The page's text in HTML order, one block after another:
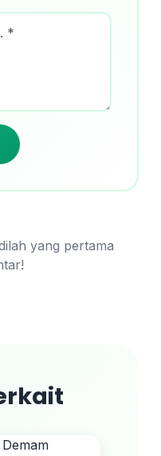
yang pertama